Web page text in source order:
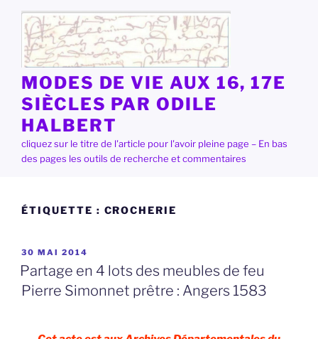
contenu
principal
MODES DE VIE AUX 16, 17E
SIÈCLES PAR ODILE
HALBERT
cliquez sur le titre de l'article pour l'avoir pleine page – En bas
des pages les outils de recherche et commentaires
ÉTIQUETTE : CROCHERIE
PUBLIÉ
LE
30 MAI 2014
Partage en 4 lots des meubles de feu
Pierre Simonnet prêtre : Angers 1583